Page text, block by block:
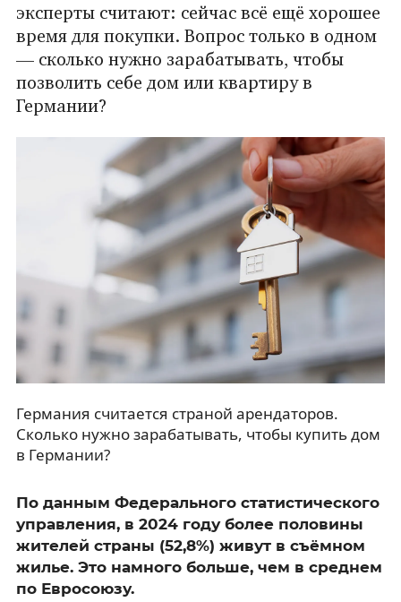
эксперты считают: сейчас всё ещё хорошее
время для покупки. Вопрос только в одном
— сколько нужно зарабатывать, чтобы
позволить себе дом или квартиру в
Германии?
Германия считается страной арендаторов.
Сколько нужно зарабатывать, чтобы купить дом
в Германии?
По данным Федерального статистического
управления, в 2024 году более половины
жителей страны (52,8%) живут в съёмном
жилье. Это намного больше, чем в среднем
по Евросоюзу.